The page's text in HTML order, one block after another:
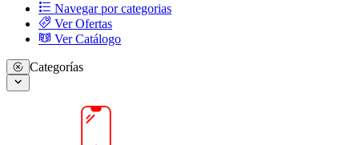
Navegar por categorias
Ver Ofertas
Ver Catálogo
Categorías